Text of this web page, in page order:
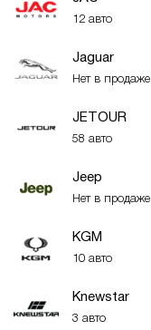
12 авто
Jaguar
Нет в продаже
JETOUR
58 авто
Jeep
Нет в продаже
KGM
10 авто
Knewstar
3 авто